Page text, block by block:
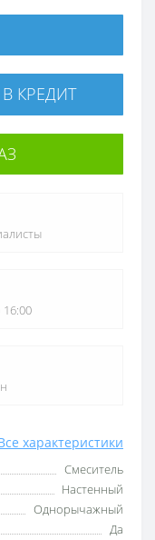
характеристики
Смеситель
Настенный
Однорычажный
Да
КРЕДИТ
16:00